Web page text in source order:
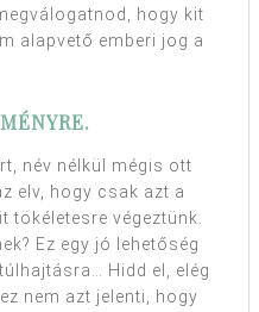
hogy kit
alapvető emberi jog a
név nélkül mégis ott
elv, hogy csak azt a
tökéletesre végeztünk.
Ez egy jó lehetőség
Hidd el, elég
nem azt jelenti, hogy